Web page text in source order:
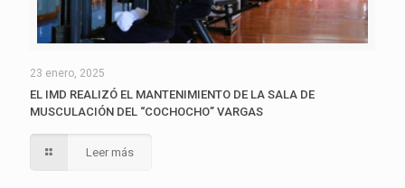
23 enero, 2025
EL IMD REALIZÓ EL MANTENIMIENTO DE LA SALA DE
MUSCULACIÓN DEL “COCHOCHO” VARGAS
Leer más